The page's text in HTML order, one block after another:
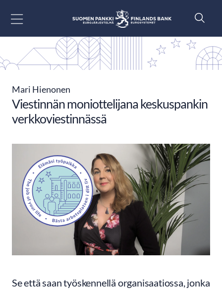
Mari Hienonen
Viestinnän moniottelijana keskuspankin
verkkoviestinnässä
Se että saan työskennellä organisaatiossa, jonka